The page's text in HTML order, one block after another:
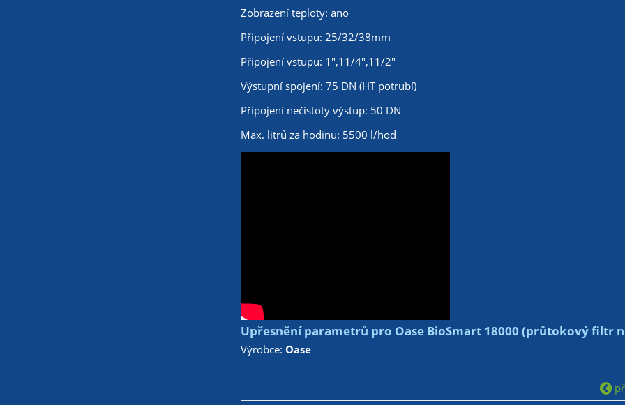
Zobrazení teploty: ano
Připojení vstupu: 25/32/38mm
Připojení vstupu: 1",11/4",11/2"
Výstupní spojení: 75 DN (HT potrubí)
Připojení nečistoty výstup: 50 DN
Max. litrů za hodinu: 5500 l/hod
Upřesnění parametrů pro Oase BioSmart 18000 (průtokový filtr
Výrobce: Oase